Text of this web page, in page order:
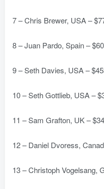
7 – Chris Brewer, USA –
8 – Juan Pardo, Spain –
9 – Seth Davies, USA –
10 – Seth Gottlieb, USA –
11 – Sam Grafton, UK –
12 – Daniel Dvoress,
13 – Christoph Vogelsang,